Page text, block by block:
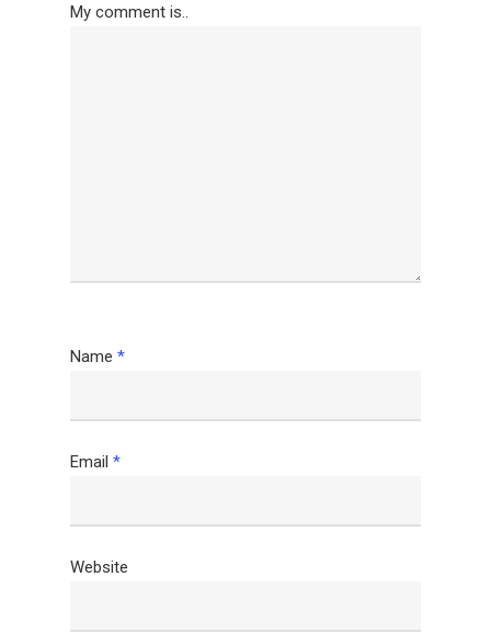
My comment is..
Name *
Email *
Website